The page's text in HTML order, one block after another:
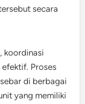
secara
koordinasi
Proses
di berbagai
yang memiliki